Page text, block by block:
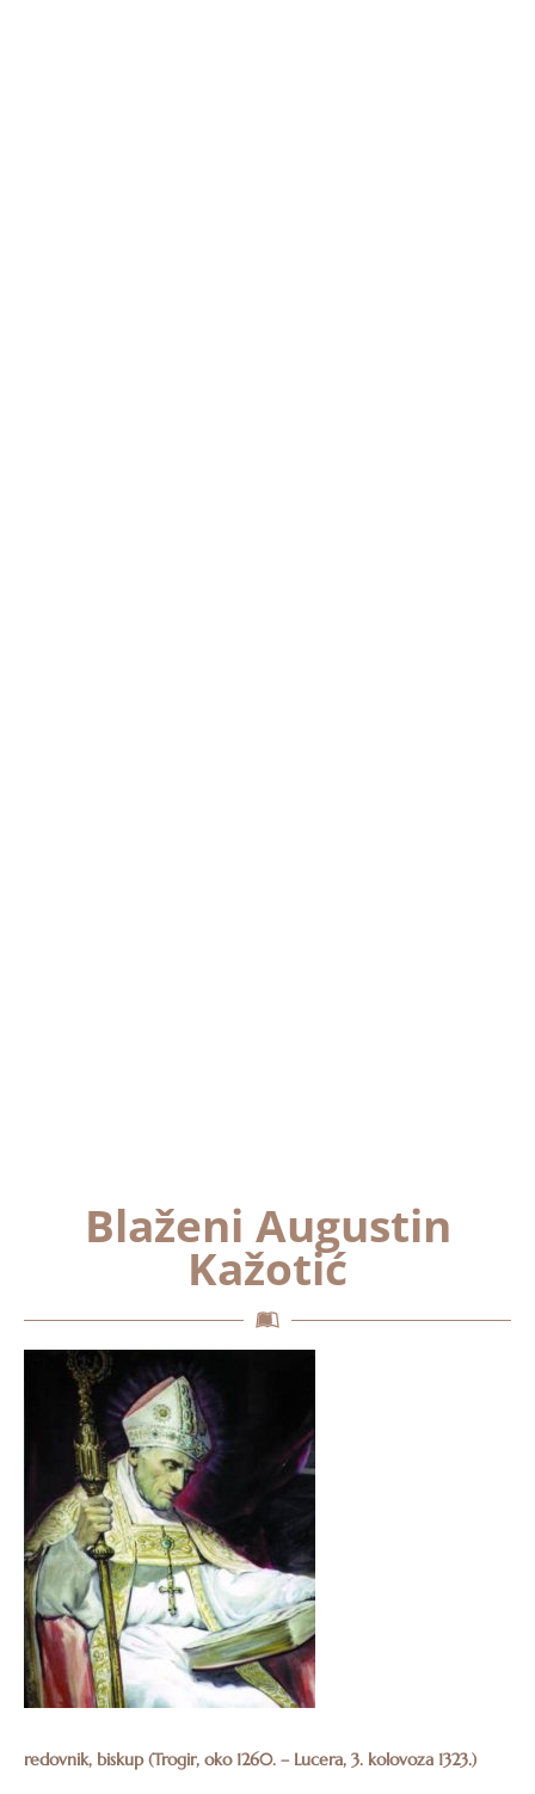
Blaženi Augustin
Kažotić
redovnik, biskup (Trogir, oko 1260. – Lucera, 3. kolovoza 1323.)